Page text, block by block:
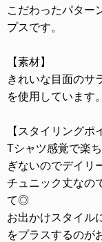
こだわったパター
プスです。
【素材】
きれいな目面のサ
を使用しています。
【スタイリングポ
Tシャツ感覚で楽
ぎないのでデイリ
チュニック丈なの
て◎
お出かけスタイル
をプラスするのが